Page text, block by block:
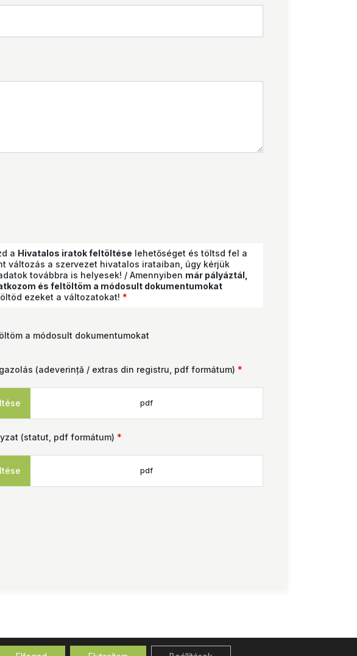
a Hivatalos iratok feltöltése lehetőséget és töltsd fel a
változás a szervezet hivatalos irataiban, úgy kérjük
továbbra is helyesek! / Amennyiben már pályáztál,
és feltöltöm a módosult dokumentumokat
ezeket a változatokat! *
a módosult dokumentumokat
(adeverință / extras din registru, pdf formátum) *
pdf
(statut, pdf formátum) *
pdf